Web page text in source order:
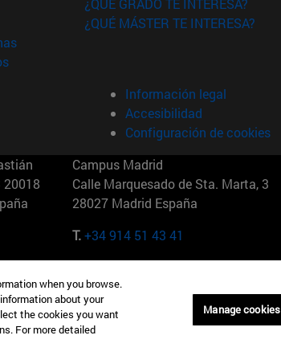
en nueva ventana)
(abre en nueva ventana)
(abre en nueva ventana)
¿QUÉ GRADO TE INTERESA?
¿QUÉ MÁSTER TE INTERESA?
Información legal
Accesibilidad
Configuración de cookies
20018
Campus Madrid
Calle Marquesado de Sta. Marta, 3
28027 Madrid España
T.+34 914 51 43 41
York Maria-Theresia-Straße 15 81675
Múnich Alemania
T.+49 89 24209790
when you browse.
about your
the cookies you want
For more detailed
Manage cookies